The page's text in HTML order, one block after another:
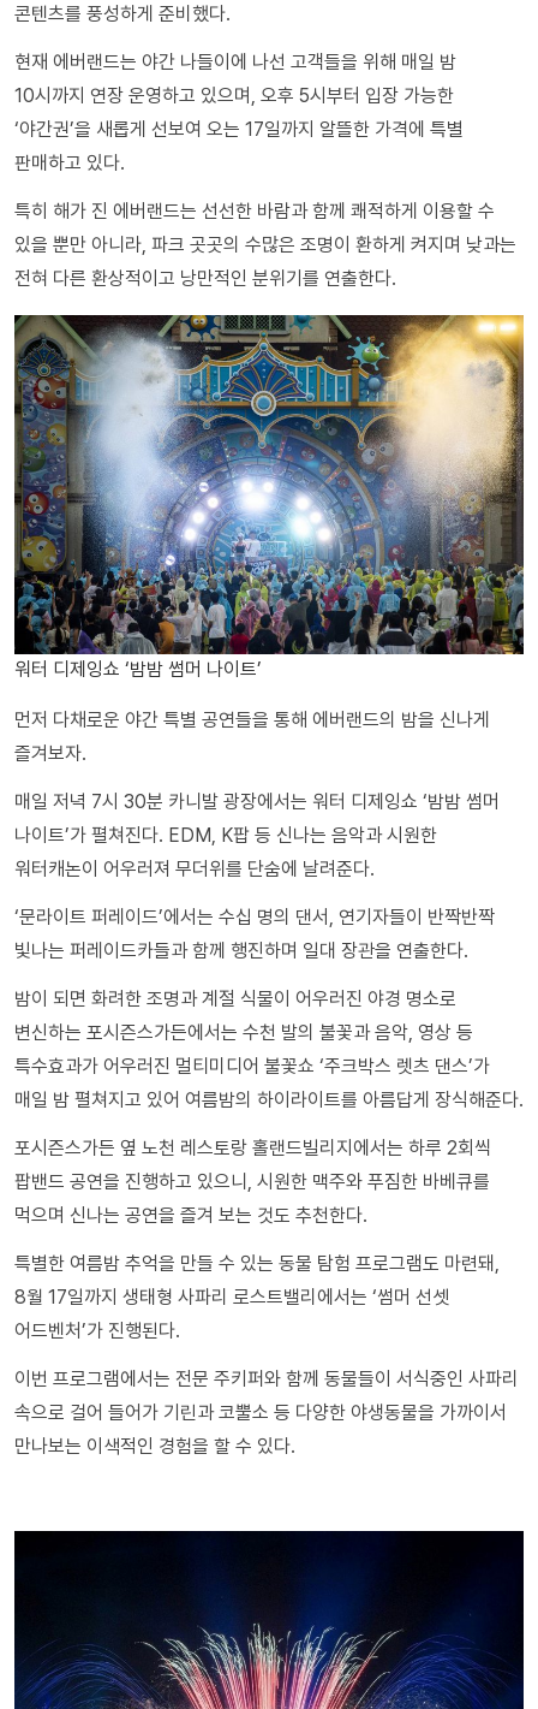
콘텐츠를 풍성하게 준비했다.
현재 에버랜드는 야간 나들이에 나선 고객들을 위해 매일 밤
10시까지 연장 운영하고 있으며, 오후 5시부터 입장 가능한
‘야간권’을 새롭게 선보여 오는 17일까지 알뜰한 가격에 특별
판매하고 있다.
특히 해가 진 에버랜드는 선선한 바람과 함께 쾌적하게 이용할 수
있을 뿐만 아니라, 파크 곳곳의 수많은 조명이 환하게 켜지며 낮과는
전혀 다른 환상적이고 낭만적인 분위기를 연출한다.
워터 디제잉쇼 ‘밤밤 썸머 나이트’
먼저 다채로운 야간 특별 공연들을 통해 에버랜드의 밤을 신나게
즐겨보자.
매일 저녁 7시 30분 카니발 광장에서는 워터 디제잉쇼 ‘밤밤 썸머
나이트’가 펼쳐진다. EDM, K팝 등 신나는 음악과 시원한
워터캐논이 어우러져 무더위를 단숨에 날려준다.
‘문라이트 퍼레이드’에서는 수십 명의 댄서, 연기자들이 반짝반짝
빛나는 퍼레이드카들과 함께 행진하며 일대 장관을 연출한다.
밤이 되면 화려한 조명과 계절 식물이 어우러진 야경 명소로
변신하는 포시즌스가든에서는 수천 발의 불꽃과 음악, 영상 등
특수효과가 어우러진 멀티미디어 불꽃쇼 ‘주크박스 렛츠 댄스’가
매일 밤 펼쳐지고 있어 여름밤의 하이라이트를 아름답게 장식해준다.
포시즌스가든 옆 노천 레스토랑 홀랜드빌리지에서는 하루 2회씩
팝밴드 공연을 진행하고 있으니, 시원한 맥주와 푸짐한 바베큐를
먹으며 신나는 공연을 즐겨 보는 것도 추천한다.
특별한 여름밤 추억을 만들 수 있는 동물 탐험 프로그램도 마련돼,
8월 17일까지 생태형 사파리 로스트밸리에서는 ‘썸머 선셋
어드벤처’가 진행된다.
이번 프로그램에서는 전문 주키퍼와 함께 동물들이 서식중인 사파리
속으로 걸어 들어가 기린과 코뿔소 등 다양한 야생동물을 가까이서
만나보는 이색적인 경험을 할 수 있다.